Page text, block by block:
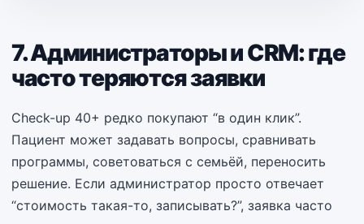
7. Администраторы и CRM: где
часто теряются заявки
Check-up 40+ редко покупают “в один клик”.
Пациент может задавать вопросы, сравнивать
программы, советоваться с семьёй, переносить
решение. Если администратор просто отвечает
“стоимость такая-то, записывать?”, заявка часто